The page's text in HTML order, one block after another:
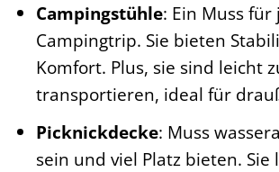
Campingstühle: Ein Muss für
Campingtrip. Sie bieten
Komfort. Plus, sie sind leicht
transportieren, ideal für
Picknickdecke: Muss
sein und viel Platz bieten. Sie